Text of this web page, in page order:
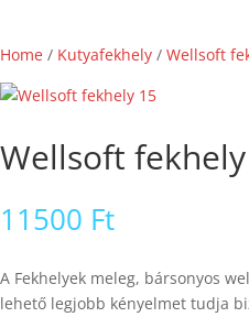
Home / Kutyafekhely / Wellsoft
Wellsoft
11500 Ft
A Fekhelyek meleg, bársonyos
lehető legjobb kényelmet tudja